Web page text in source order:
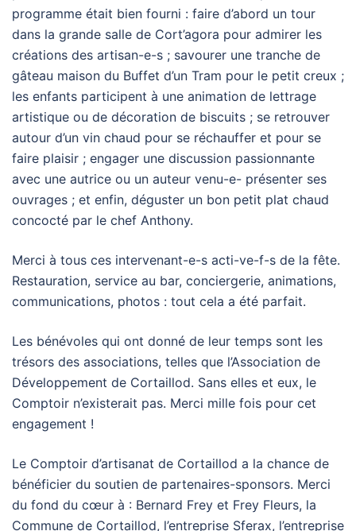
programme était bien fourni : faire d’abord un tour
dans la grande salle de Cort’agora pour admirer les
créations des artisan-e-s ; savourer une tranche de
gâteau maison du Buffet d’un Tram pour le petit creux ;
les enfants participent à une animation de lettrage
artistique ou de décoration de biscuits ; se retrouver
autour d’un vin chaud pour se réchauffer et pour se
faire plaisir ; engager une discussion passionnante
avec une autrice ou un auteur venu-e- présenter ses
ouvrages ; et enfin, déguster un bon petit plat chaud
concocté par le chef Anthony.
Merci à tous ces intervenant-e-s acti-ve-f-s de la fête.
Restauration, service au bar, conciergerie, animations,
communications, photos : tout cela a été parfait.
Les bénévoles qui ont donné de leur temps sont les
trésors des associations, telles que l’Association de
Développement de Cortaillod. Sans elles et eux, le
Comptoir n’existerait pas. Merci mille fois pour cet
engagement !
Le Comptoir d’artisanat de Cortaillod a la chance de
bénéficier du soutien de partenaires-sponsors. Merci
du fond du cœur à : Bernard Frey et Frey Fleurs, la
Commune de Cortaillod, l’entreprise Sferax, l’entreprise